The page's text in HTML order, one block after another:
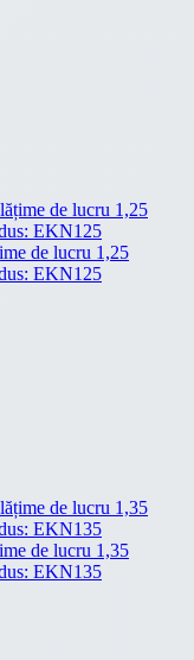
de lucru 1,25
EKN125
de lucru 1,35
EKN135